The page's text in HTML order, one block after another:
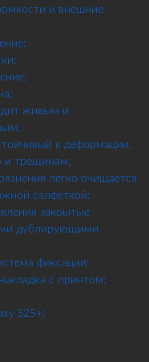
и внешние
живым и
к деформации,
и трещинам;
легко очищается
салфеткой;
закрытые
дублирующими
фиксации;
с принтом;
S25+;